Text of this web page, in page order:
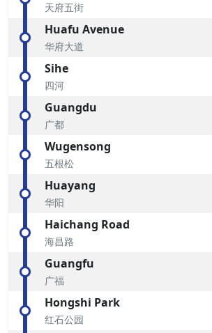
天府五街
Huafu Avenue
华府大道
Sihe
四河
Guangdu
广都
Wugensong
五根松
Huayang
华阳
Haichang Road
海昌路
Guangfu
广福
Hongshi Park
红石公园